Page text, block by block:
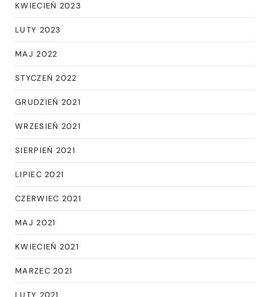
KWIECIEŃ 2023
LUTY 2023
MAJ 2022
STYCZEŃ 2022
GRUDZIEŃ 2021
WRZESIEŃ 2021
SIERPIEŃ 2021
LIPIEC 2021
CZERWIEC 2021
MAJ 2021
KWIECIEŃ 2021
MARZEC 2021